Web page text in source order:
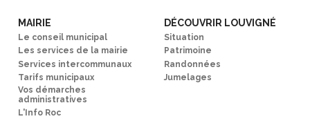
MAIRIE
Le conseil municipal
Les services de la mairie
Services intercommunaux
Tarifs municipaux
Vos démarches
administratives
L'Info Roc
DÉCOUVRIR LOUVIGNÉ
Situation
Patrimoine
Randonnées
Jumelages